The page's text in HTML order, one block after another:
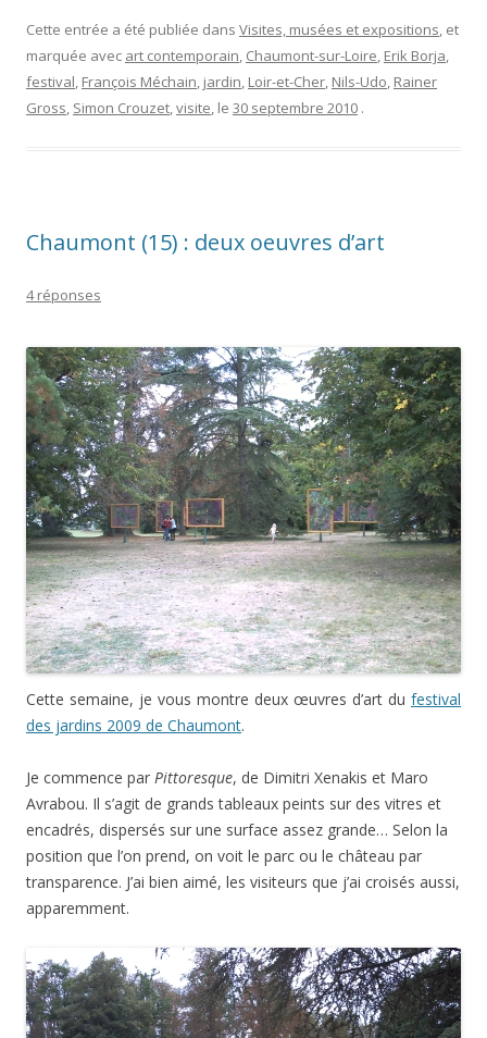
Cette entrée a été publiée dans Visites, musées et expositions, et
marquée avec art contemporain, Chaumont-sur-Loire, Erik Borja,
festival, François Méchain, jardin, Loir-et-Cher, Nils-Udo, Rainer
Gross, Simon Crouzet,visite, le 30 septembre 2010 .
Chaumont (15) : deux oeuvres d’art
4 réponses
Cette semaine, je vous montre deux œuvres d’art du festival
des jardins 2009 de Chaumont.
Je commence par Pittoresque, de Dimitri Xenakis et Maro
Avrabou. Il s’agit de grands tableaux peints sur des vitres et
encadrés, dispersés sur une surface assez grande… Selon la
position que l’on prend, on voit le parc ou le château par
transparence. J’ai bien aimé, les visiteurs que j’ai croisés aussi,
apparemment.